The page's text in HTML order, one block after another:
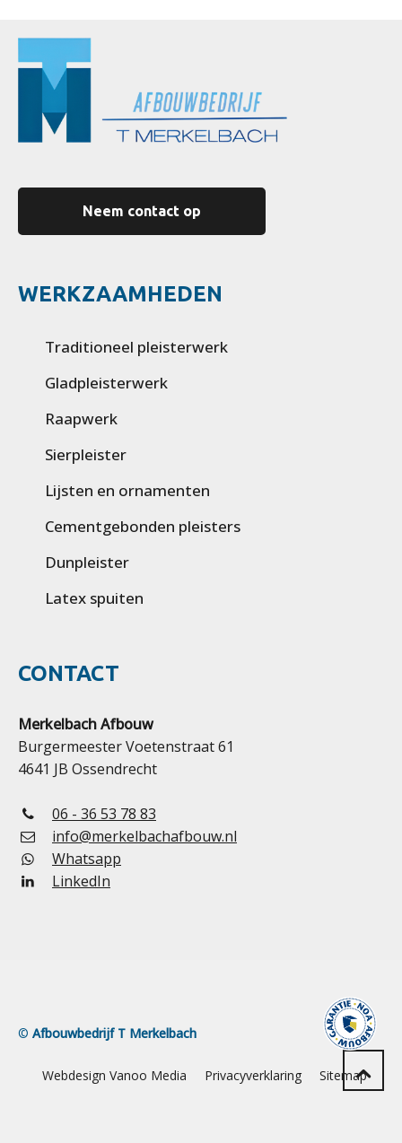
Neem contact op
WERKZAAMHEDEN
Traditioneel pleisterwerk
Gladpleisterwerk
Raapwerk
Sierpleister
Lijsten en ornamenten
Cementgebonden pleisters
Dunpleister
Latex spuiten
CONTACT
Merkelbach Afbouw
Burgermeester Voetenstraat 61
4641 JB Ossendrecht
06 - 36 53 78 83
info@merkelbachafbouw.nl
Whatsapp
LinkedIn
© Afbouwbedrijf T Merkelbach
Webdesign Vanoo Media Privacyverklaring Sitemap